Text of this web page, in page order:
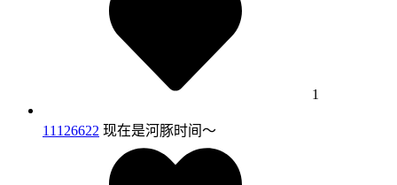
1
11126622 现在是河豚时间～